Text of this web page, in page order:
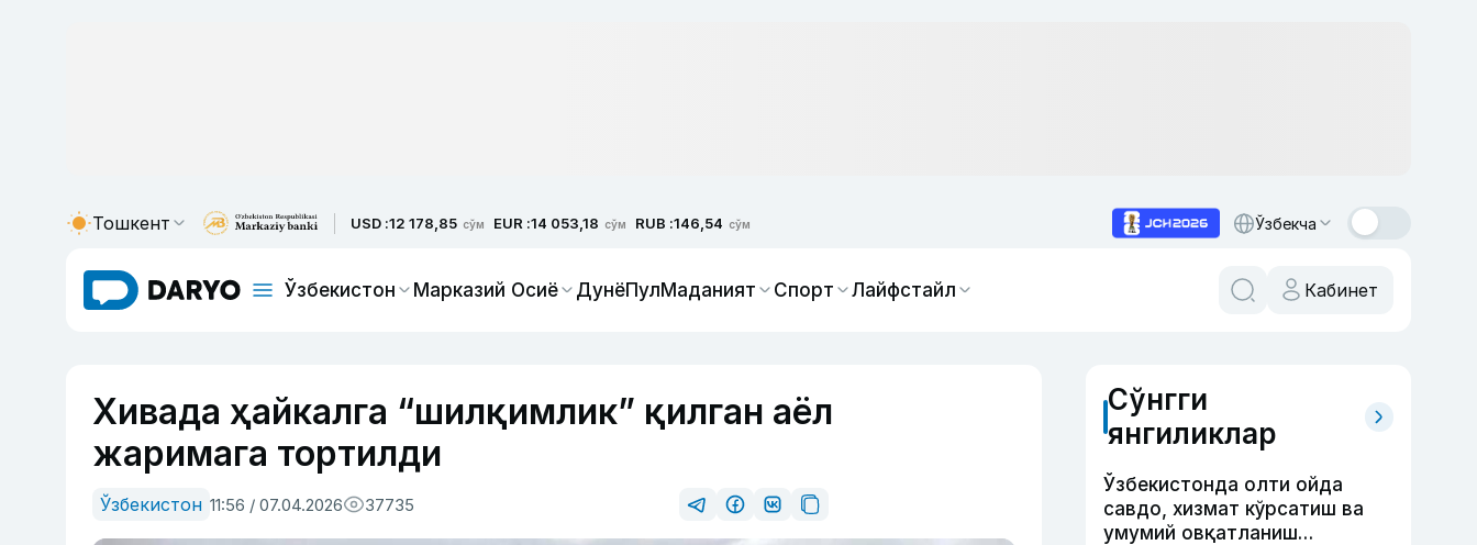
Тошкент USD :12 178,85 сўм EUR :14 053,18 сўм RUB :146,54 сўм Ўзбекча
Ўзбекистон Марказий Осиё ДунёПулМаданият Спорт Лайфстайл Кабинет
Хивада ҳайкалга “шилқимлик” қилган аёл
жаримага тортилди
Ўзбекистон 11:56 / 07.04.2026 37735
Сўнгги
янгиликлар
Ўзбекистонда олти ойда
савдо, хизмат кўрсатиш ва
умумий овқатланиш